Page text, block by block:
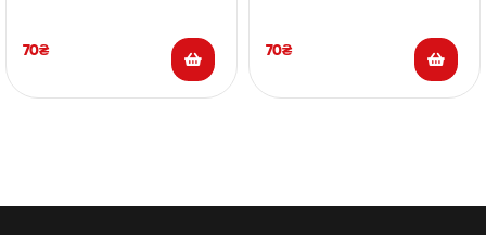
70₴ 70₴